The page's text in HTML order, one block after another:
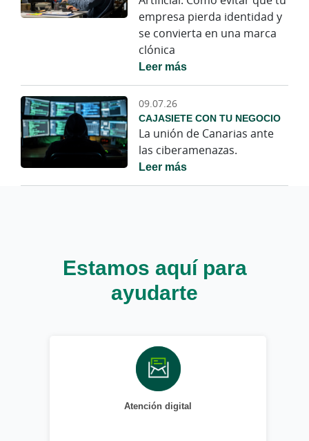
empresa pierda identidad y
se convierta en una marca
clónica
Leer más
09.07.26
CAJASIETE CON TU NEGOCIO
La unión de Canarias ante
las ciberamenazas.
Leer más
Estamos aquí para
ayudarte
Atención digital